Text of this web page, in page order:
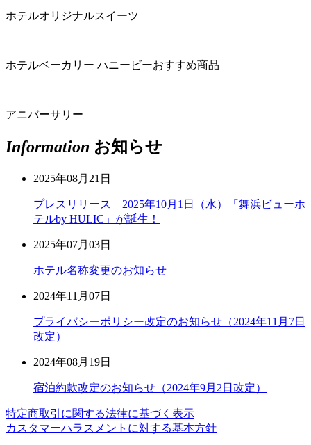
ホテルオリジナルスイーツ
ホテルベーカリー ハニービーおすすめ商品
アニバーサリー
Information お知らせ
2025年08月21日
プレスリリース 2025年10月1日（水）「舞浜ビューホ
テルby HULIC」が誕生！
2025年07月03日
ホテル名称変更のお知らせ
2024年11月07日
プライバシーポリシー改定のお知らせ（2024年11月7日
改定）
2024年08月19日
宿泊約款改定のお知らせ（2024年9月2日改定）
特定商取引に関する法律に基づく表示
カスタマーハラスメントに対する基本方針